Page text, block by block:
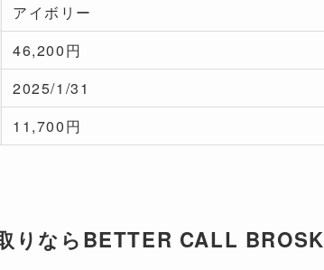
アイボリー
46,200円
2025/1/31
11,700円
りならBETTER CALL